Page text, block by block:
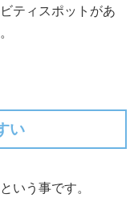
ティスポットがあ
い
いう事です。